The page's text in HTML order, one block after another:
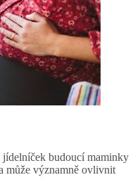
budoucí maminky
může významně ovlivnit